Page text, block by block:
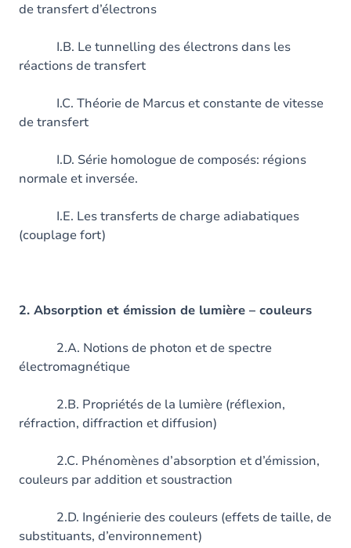
de transfert d’électrons
I.B. Le tunnelling des électrons dans les
réactions de transfert
I.C. Théorie de Marcus et constante de vitesse
de transfert
I.D. Série homologue de composés: régions
normale et inversée.
I.E. Les transferts de charge adiabatiques
(couplage fort)
2. Absorption et émission de lumière – couleurs
2.A. Notions de photon et de spectre
électromagnétique
2.B. Propriétés de la lumière (réflexion,
réfraction, diffraction et diffusion)
2.C. Phénomènes d’absorption et d’émission,
couleurs par addition et soustraction
2.D. Ingénierie des couleurs (effets de taille, de
substituants, d’environnement)